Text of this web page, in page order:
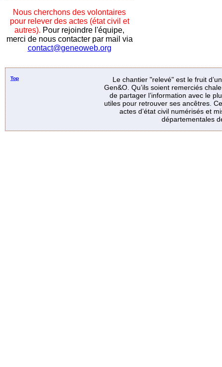
Nous cherchons des volontaires
pour relever des actes (état civil et
autres). Pour rejoindre l'équipe,
merci de nous contacter par mail via
contact@geneoweb.org
Top
Le chantier "relevé" est le fruit
Gen&O. Qu’ils soient remerciés
de partager l’information avec le
utiles pour retrouver ses ancêtres.
actes d’état civil numérisés et
départementales